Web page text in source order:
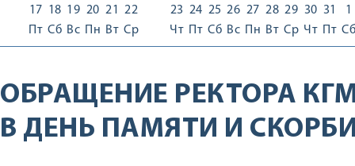
17
Пт
18
Сб
19
Вс
20
Пн
21
Вт
22
Ср
23
Чт
24
Пт
25
Сб
26
Вс
27
Пн
28
Вт
29
Ср
30
Чт
31
Пт
1
Сб
ОБРАЩЕНИЕ РЕКТОРА
В ДЕНЬ ПАМЯТИ И